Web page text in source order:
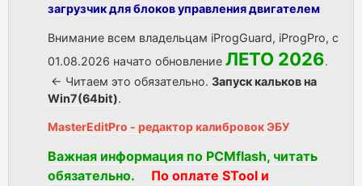
загрузчик для блоков управления двигателем
Внимание всем владельцам iProgGuard, iProgPro, с
01.08.2026 начато обновление ЛЕТО 2026.
<- Читаем это обязательно. Запуск кальков на
Win7(64bit).
MasterEditPro - редактор калибровок ЭБУ
Важная информация по PCMflash, читать
обязательно.
По оплате STool и